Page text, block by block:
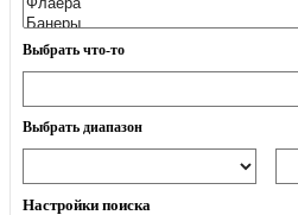
Выбрать что-то
Выбрать диапазон
Настройки поиска